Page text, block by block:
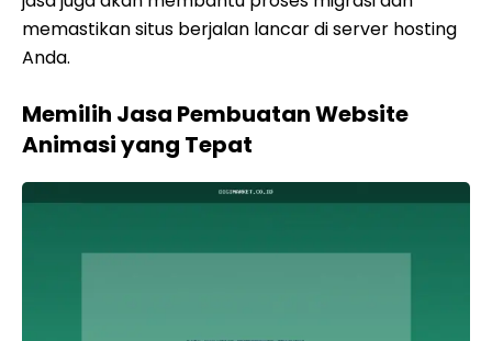
memastikan situs berjalan lancar di server hosting
Anda.
Memilih Jasa Pembuatan Website
Animasi yang Tepat